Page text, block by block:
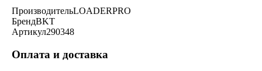
ПроизводительLOADERPRO
БрендBKT
Артикул290348
Оплата и доставка